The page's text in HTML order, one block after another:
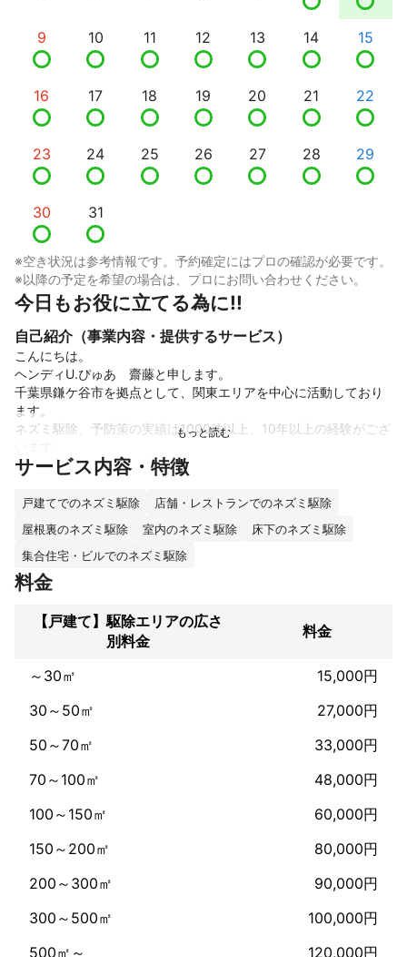
9 10 11 12 13 14 15
16 17 18 19 20 21 22
23 24 25 26 27 28 29
30 31
※空き状況は参考情報です。予約確定にはプロの確認が必要です。
※以降の予定を希望の場合は、プロにお問い合わせください。
今日もお役に立てる為に!!
自己紹介（事業内容・提供するサービス）
こんにちは。
ヘンディU.ぴゅあ　齋藤と申します。
千葉県鎌ケ谷市を拠点として、関東エリアを中心に活動しており
ます。
ネズミ駆除、予防策の実績は1000件以上、10年以上の経験がござ
作業内容は、毒えさや忌避剤による追い出し、侵入口の塞ぎ、散
手慣れた作業員による迅速丁寧なご対応を心がけておりますの
また、簡単な捕獲のみだけでも、承っております。
これまでの実績
こんにちは。
私は、幅広く各専門業者として20年以上の経験を積んでまいりま
した。
どのような事にも、ご対応可能です。
アピールポイント
すので、まずはご相談を!
サービス内容・特徴
戸建てでのネズミ駆除
店舗・レストランでのネズミ駆除
屋根裏のネズミ駆除
室内のネズミ駆除
床下のネズミ駆除
集合住宅・ビルでのネズミ駆除
料金
【戸建て】駆除エリアの広さ
別料金
料金
～30㎡
15,000円
30～50㎡
27,000円
50～70㎡
33,000円
70～100㎡
48,000円
100～150㎡
60,000円
150～200㎡
80,000円
200～300㎡
90,000円
300～500㎡
100,000円
500㎡～
120,000円